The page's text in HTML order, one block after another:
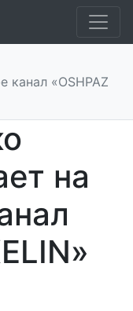
канал «OSHPAZ
на